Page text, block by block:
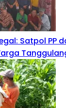
Satpol PP